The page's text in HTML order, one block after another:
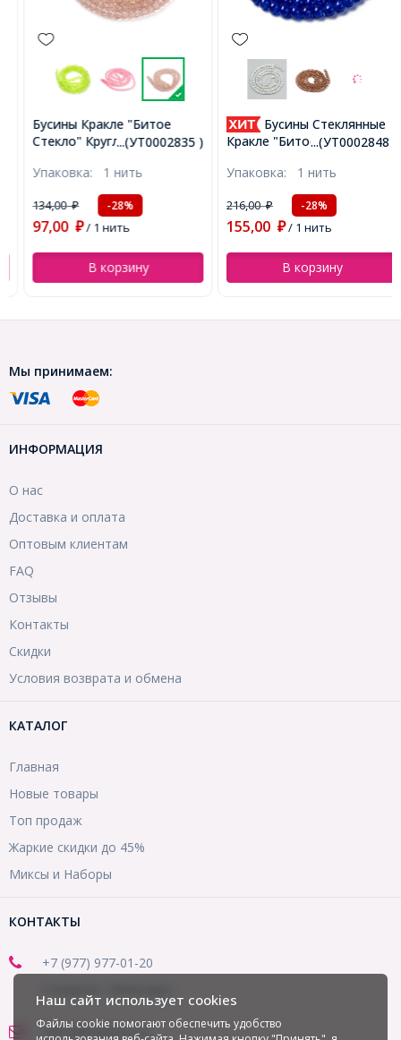
...(УТ0002835 )
Бусины Кракле "Битое
Стекло" Круглые, Бежевый,
около 190шт/76см/нить,
Упаковка:1 нить
134,00₽ -28%
97,00 ₽ / 1 нить
В корзину
...(УТ0002848 )
Бусины Стеклянные
Кракле "Битое Стекло"
Отверстие 1мм, около
95шт/76см/нить,
(УТ0002848)
Упаковка:1 нить
216,00₽ -28%
155,00 ₽ / 1 нить
В корзину
Мы принимаем:
ИНФОРМАЦИЯ
О нас
Доставка и оплата
Оптовым клиентам
FAQ
Отзывы
Контакты
Скидки
Условия возврата и обмена
КАТАЛОГ
Главная
Новые товары
Топ продаж
Жаркие скидки до 45%
Миксы и Наборы
КОНТАКТЫ
+7 (977) 977-01-20
office@mirbusin.ru
Наш сайт использует cookies
Файлы cookie помогают обеспечить удобство